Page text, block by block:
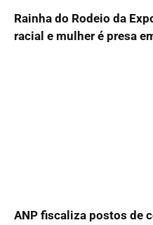
Rainha do Rodeio da
racial e mulher é presa
ANP fiscaliza postos de